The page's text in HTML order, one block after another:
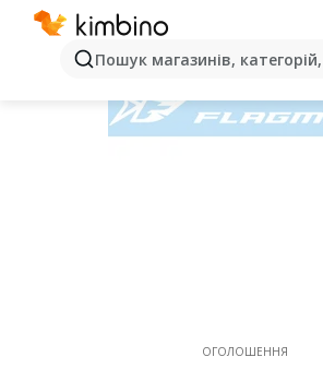
Пошук магазинів,
ОГОЛОШЕННЯ